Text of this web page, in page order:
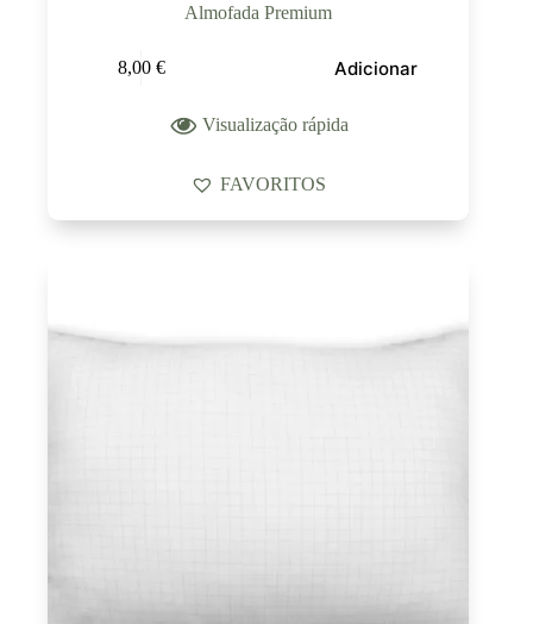
Almofada Premium
8,00 € Adicionar
Visualização rápida
FAVORITOS